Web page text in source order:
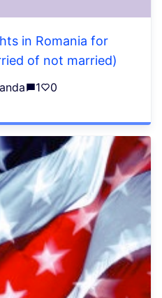
in Romania for
of not married)
1 0